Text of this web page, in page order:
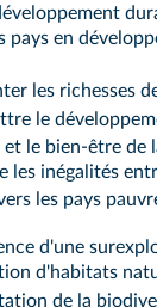
pays en
les richesses
le
et le bien-être de
les inégalités
les pays
d'une
d'habitats
de la